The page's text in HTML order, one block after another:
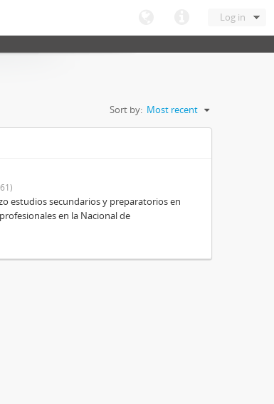
Log in
Sort by: Most recent
estudios secundarios y preparatorios en
en la Nacional de